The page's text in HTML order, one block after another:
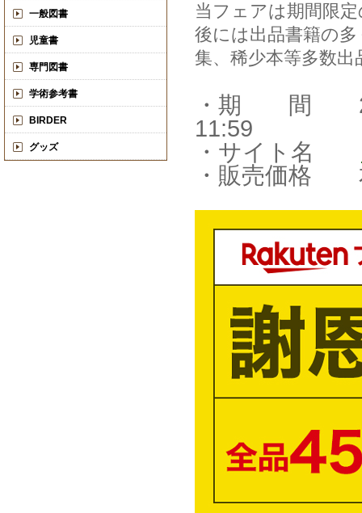
一般図書
児童書
専門図書
学術参考書
BIRDER
グッズ
当フェアは期間限
後には出品書籍の
集、稀少本等多数
・期 間
11:59
・サイト名
・販売価格